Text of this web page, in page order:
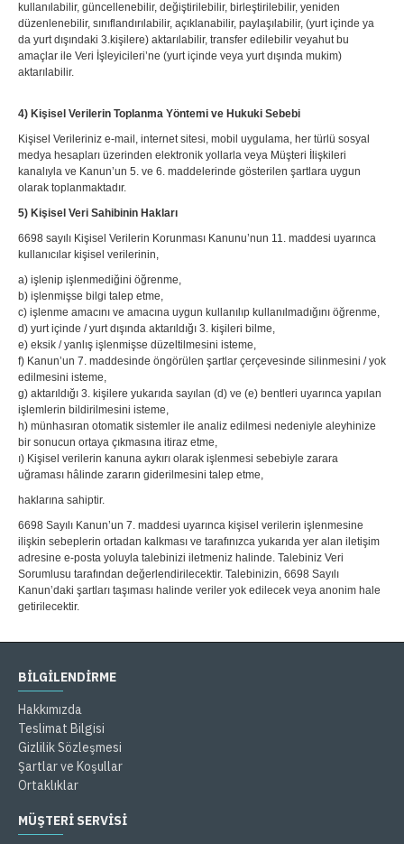
kullanılabilir, güncellenebilir, değiştirilebilir, birleştirilebilir, yeniden
düzenlenebilir, sınıflandırılabilir, açıklanabilir, paylaşılabilir, (yurt içinde ya
da yurt dışındaki 3.kişilere) aktarılabilir, transfer edilebilir veyahut bu
amaçlar ile Veri İşleyicileri’ne (yurt içinde veya yurt dışında mukim)
aktarılabilir.
4) Kişisel Verilerin Toplanma Yöntemi ve Hukuki Sebebi
Kişisel Verileriniz e-mail, internet sitesi, mobil uygulama, her türlü sosyal
medya hesapları üzerinden elektronik yollarla veya Müşteri İlişkileri
kanalıyla ve Kanun’un 5. ve 6. maddelerinde gösterilen şartlara uygun
olarak toplanmaktadır.
5) Kişisel Veri Sahibinin Hakları
6698 sayılı Kişisel Verilerin Korunması Kanunu’nun 11. maddesi uyarınca
kullanıcılar kişisel verilerinin,
a) işlenip işlenmediğini öğrenme,
b) işlenmişse bilgi talep etme,
c) işlenme amacını ve amacına uygun kullanılıp kullanılmadığını öğrenme,
d) yurt içinde / yurt dışında aktarıldığı 3. kişileri bilme,
e) eksik / yanlış işlenmişse düzeltilmesini isteme,
f) Kanun’un 7. maddesinde öngörülen şartlar çerçevesinde silinmesini / yok
edilmesini isteme,
g) aktarıldığı 3. kişilere yukarıda sayılan (d) ve (e) bentleri uyarınca yapılan
işlemlerin bildirilmesini isteme,
h) münhasıran otomatik sistemler ile analiz edilmesi nedeniyle aleyhinize
bir sonucun ortaya çıkmasına itiraz etme,
ı) Kişisel verilerin kanuna aykırı olarak işlenmesi sebebiyle zarara
uğraması hâlinde zararın giderilmesini talep etme,
haklarına sahiptir.
6698 Sayılı Kanun’un 7. maddesi uyarınca kişisel verilerin işlenmesine
ilişkin sebeplerin ortadan kalkması ve tarafınızca yukarıda yer alan iletişim
adresine e-posta yoluyla talebinizi iletmeniz halinde. Talebiniz Veri
Sorumlusu tarafından değerlendirilecektir. Talebinizin, 6698 Sayılı
Kanun’daki şartları taşıması halinde veriler yok edilecek veya anonim hale
getirilecektir.
BILGILENDIRME
Hakkımızda
Teslimat Bilgisi
Gizlilik Sözleşmesi
Şartlar ve Koşullar
Ortaklıklar
MÜŞTERİ SERVİSİ